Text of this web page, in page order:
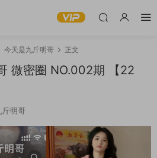
今天是九斤明哥 正文
微密圈 NO.002期 【22
斤明哥